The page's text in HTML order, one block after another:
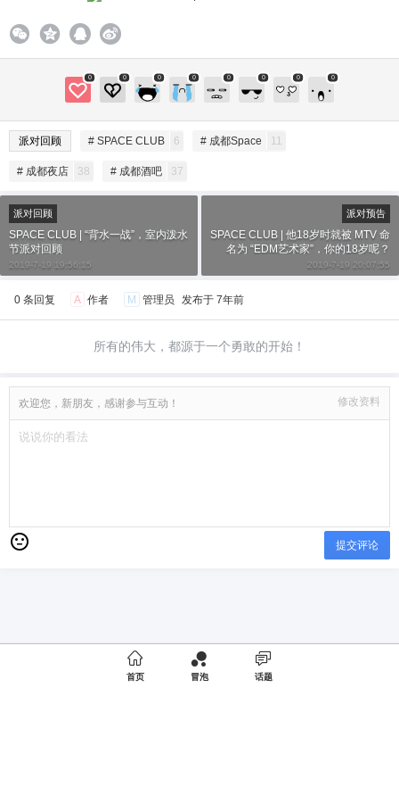
0 0 0 0 0 0 0 0
派对回顾 # SPACE CLUB 6 # 成都Space 11
# 成都夜店 38 # 成都酒吧 37
派对回顾
SPACE CLUB | “背水一战”，室内泼水
节派对回顾
2019-7-19 19:56:15
派对预告
SPACE CLUB | 他18岁时就被 MTV 命
名为 “EDM艺术家”，你的18岁呢？
2019-7-19 20:07:55
0 条回复 A 作者 M 管理员 发布于 7年前
所有的伟大，都源于一个勇敢的开始！
欢迎您，新朋友，感谢参与互动！ 修改资料
提交评论

首页 冒泡 话题